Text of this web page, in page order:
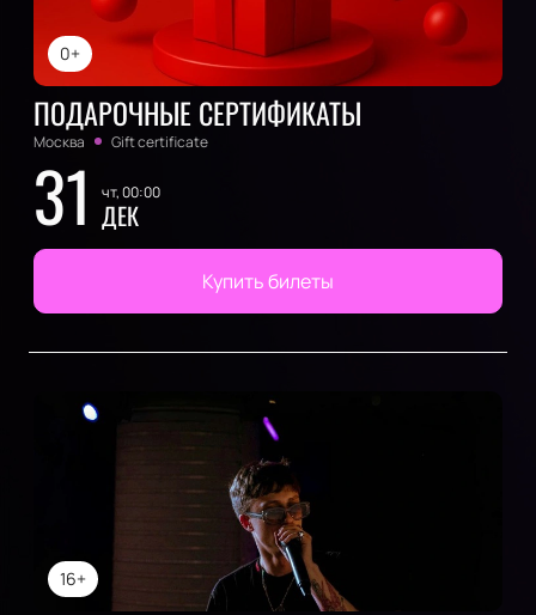
0+
ПОДАРОЧНЫЕ СЕРТИФИКАТЫ
Москва Gift certificate
31 чт, 00:00
ДЕК
Купить билеты
16+